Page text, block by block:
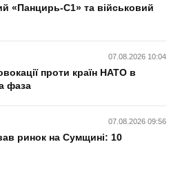
«Панцирь-С1» та військовий
07.08.2026 10:04
проти країн НАТО в
фаза
07.08.2026 09:56
ринок на Сумщині: 10